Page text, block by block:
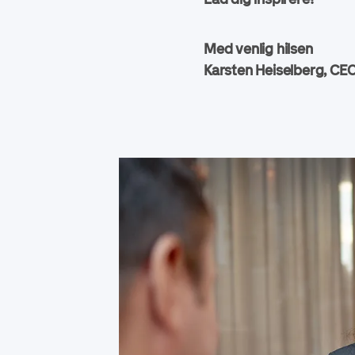
Med venlig hilsen
Karsten Heiselberg,